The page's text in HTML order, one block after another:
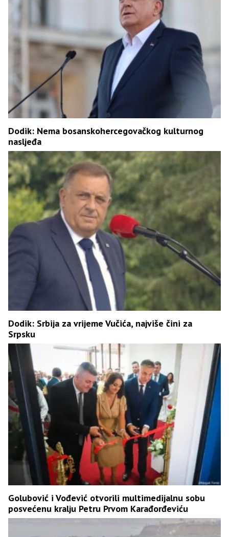
Dodik: Nema bosanskohercegovačkog kulturnog
nasljeđa
Dodik: Srbija za vrijeme Vučića, najviše čini za
Srpsku
Golubović i Vođević otvorili multimedijalnu sobu
posvećenu kralju Petru Prvom Karađorđeviću